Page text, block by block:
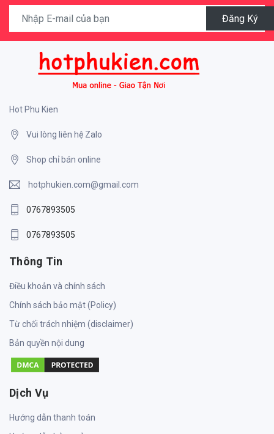
Đăng Ký
Hot Phu Kien
Vui lòng liên hệ Zalo
Shop chỉ bán online
hotphukien.com@gmail.com
0767893505
0767893505
Thông Tin
Điều khoản và chính sách
Chính sách bảo mật (Policy)
Từ chối trách nhiệm (disclaimer)
Bản quyền nội dung
Dịch Vụ
Hướng dẫn thanh toán